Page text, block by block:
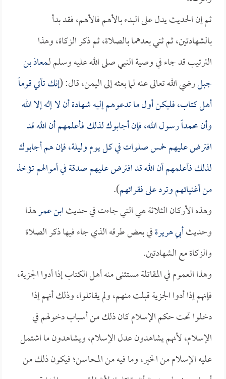
ثم إن الحديث يدل على البدء بالأهم فالأهم، فقد بدأ
بالشهادتين، ثم ثني بعدهما بالصلاة، ثم ذكر الزكاة، وهذا
الترتيب قد جاء في وصية النبي صلى الله عليه وسلم لـمعاذ بن
جبلرضي الله تعالى عنه لما بعثه إلى اليمن، قال: (إنك تأتي قوماً
أهل كتاب، فليكن أول ما تدعوهم إليه شهادة أن لا إله إلا الله
وأن محمداً رسول الله، فإن أجابوك لذلك فأعلمهم أن الله قد
افترض عليهم خمس صلوات في كل يوم وليلة، فإن هم أجابوك
لذلك فأعلمهم أن الله قد افترض عليهم صدقة في أموالهم تؤخذ
من أغنيائهم وترد على فقرائهم).
وهذه الأركان الثلاثة هي التي جاءت في حديثابن عمرهذا
وحديثأبي هريرةفي بعض طرقه الذي جاء فيها ذكر الصلاة
والزكاة مع الشهادتين.
وهذا العموم في المقاتلة مستثنى منه أهل الكتاب إذا أدوا الجزية،
فإنهم إذا أدوا الجزية قبلت منهم، ولم يقاتلوا، وذلك أنهم إذا
دخلوا تحت حكم الإسلام كان ذلك من أسباب دخولهم في
الإسلام، لأنهم يشاهدون عدل الإسلام، ويشاهدون ما اشتمل
عليه الإسلام من الخير، وما فيه من المحاسن؛ فيكون ذلك من